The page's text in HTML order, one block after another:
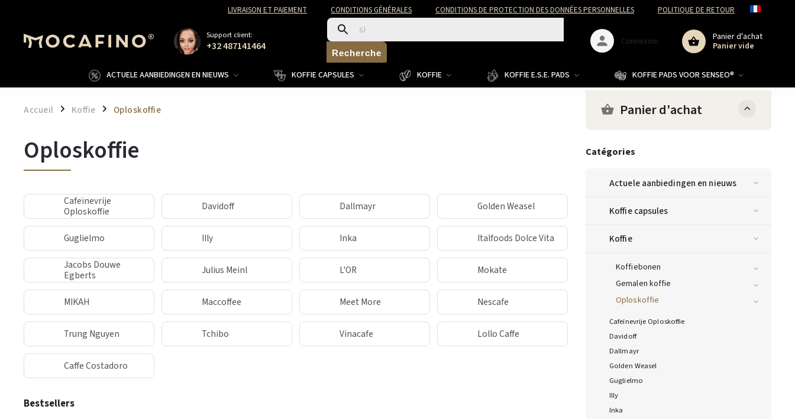
LIVRAISON ET PAIEMENT CONDITIONS GÉNÉRALES CONDITIONS DE PROTECTION DES DONNÉES PERSONNELLES POLITIQUE DE RETOUR
Support client:
+32 487141464 Recherche
Panier d'achat
Panier vide
Connexion
ACTUELE AANBIEDINGEN EN NIEUWS KOFFIE CAPSULES KOFFIE KOFFIE E.S.E. PADS KOFFIE PADS VOOR SENSEO®
Accueil / Koffie / Oploskoffie Panier d'achat
Catégories
Actuele aanbiedingen en nieuws
Koffie capsules
Koffie
Koffiebonen
Gemalen koffie
Oploskoffie
Cafeïnevrije Oploskoffie
Davidoff
Dallmayr
Golden Weasel
Guglielmo
Illy
Inka
Oploskoffie
Cafeïnevrije
Oploskoffie
Davidoff Dallmayr Golden Weasel
Guglielmo Illy Inka Italfoods Dolce Vita
Jacobs Douwe
Egberts
Julius Meinl L'OR Mokate
MIKAH Maccoffee Meet More Nescafe
Trung Nguyen Tchibo Vinacafe Lollo Caffe
Caffe Costadoro
Bestsellers